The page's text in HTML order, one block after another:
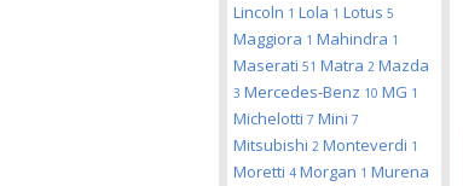
Lincoln 1 Lola 1 Lotus 5
Maggiora 1 Mahindra 1
Maserati 51 Matra 2 Mazda
3 Mercedes-Benz 10 MG 1
Michelotti 7 Mini 7
Mitsubishi 2 Monteverdi 1
Moretti 4 Morgan 1 Murena